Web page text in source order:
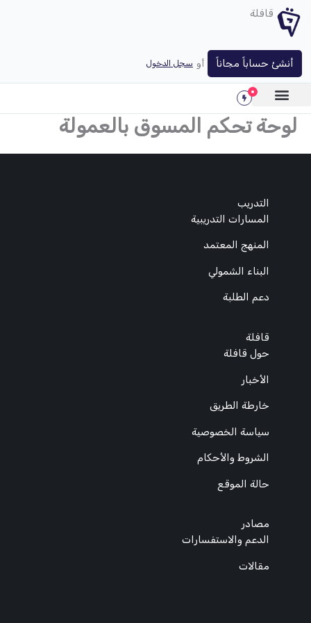
تخطي
إلى
المحتوى
قافلة
أنشئ حساباً مجاناً أو سجل الدخول
لوحة تحكم المسوق بالعمولة
التدريب
المسارات التدريبية
المنهج المعتمد
البناء الشمولي
دعم الطلبة
قافلة
حول قافلة
الأخبار
خارطة الطريق
سياسة الخصوصية
الشروط والأحكام
حالة الموقع
مصادر
الدعم والاستفسارات
مقالات